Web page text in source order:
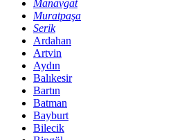
Manavgat
Muratpaşa
Serik
Ardahan
Artvin
Aydın
Balıkesir
Bartın
Batman
Bayburt
Bilecik